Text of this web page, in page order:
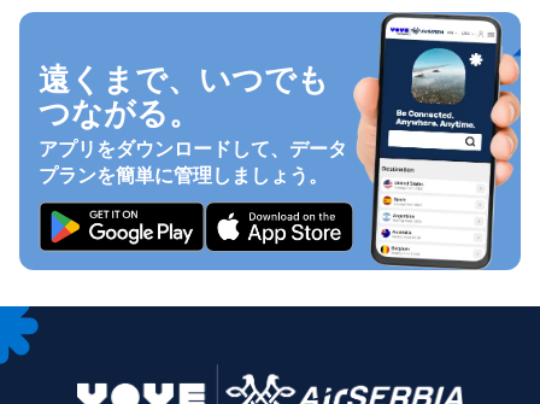
遠くまで、いつでも
つながる。
アプリをダウンロードして、データ
プランを簡単に管理しましょう。